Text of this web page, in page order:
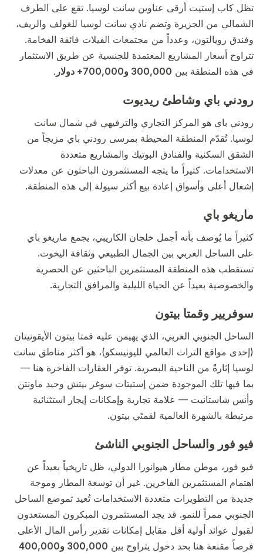
تظل كاب إستيت أرقى عناوين سانت لوسيا. تقع على الطرف
الشمالي من الجزيرة وتضم نادي سانت لوسيا للغولف والريف،
وفندق رويالتون، وعدداً من مجتمعات الفيلات فائقة الفخامة.
تتراوح أسعار المشاريع المعتمدة للجنسية عن طريق الاستثمار
في هذه المنطقة بين 300,000 و700,000+ دولار .
رودني باي وشاطئ ريديوت
رودني باي هو المركز التجاري والترفيهي في شمال سانت
لوسيا. تُقدّم المنطقة المحيطة بمرسى رودني باي مزيجاً من
الشقق السكنية والفنادق البوتيك والمشاريع متعددة
الاستخدامات. كثيراً ما يتجه المستثمرون الباحثون عن معدلات
إشغال أعلى وأسواق إعادة بيع أكثر سيولة إلى هذه المنطقة.
ماريغو باي
كثيراً ما يُوصف بأنه أجمل خلجان الكاريبي، يجمع ماريغو باي
على الساحل الغربي بين الجمال الطبيعي وثقافة اليخوت.
تستقطب هذه المنطقة المستثمرين الباحثين عن الحصرية
والخصوصية بعيداً عن الحياة الليلية والمرافق التجارية.
سوفريير وقمتا بيتون
الساحل الجنوبي الغربي، الذي يهيمن عليه قمتا بيتون الأيقونيتان
(إحدى مواقع التراث العالمي لليونيسكو)، هو أكثر مناطق سانت
لوسيا إثارةً من الناحية البصرية. توفر العقارات الفاخرة هنا —
بما فيها تلك الموجودة ضمن إستيتات سوغر بيتش وجيد ماونتن
وأنس شاستانيت — علامة تجارية وإمكانات إيجار استثنائية
مرتبطة بالشهرة العالمية لقمتَي بيتون.
فيو فور والساحل الجنوبي الناشئ
فيو فور، موطن مطار هيوانورا الدولي، ظل تاريخياً بعيداً عن
اهتمام المستثمرين الفاخرين. غير أن توسعة المطار وموجة
جديدة من التطويرات متعددة الاستخدامات تُعيد تموضع الساحل
الجنوبي ممراً للنمو. قد يجد المستثمرون المبكرون المستعدون
لقبول عوائد أولية أقل مقابل إمكانات تقدير رأس المال الأعلى
فرصاً مقنعة هنا بحد دخول يتراوح بين
300,000 و400,000